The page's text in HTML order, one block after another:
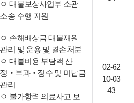
ㅇ 대불보상사업부 소관
소송 수행 지원
ㅇ 손해배상금 대불재원
관리 및 운용 및 결손처분
ㅇ 대불비용 부담액 산
정‧부과‧징수 및 미납금
관리
ㅇ 불가항력 의료사고 보
02-62
10-03
43